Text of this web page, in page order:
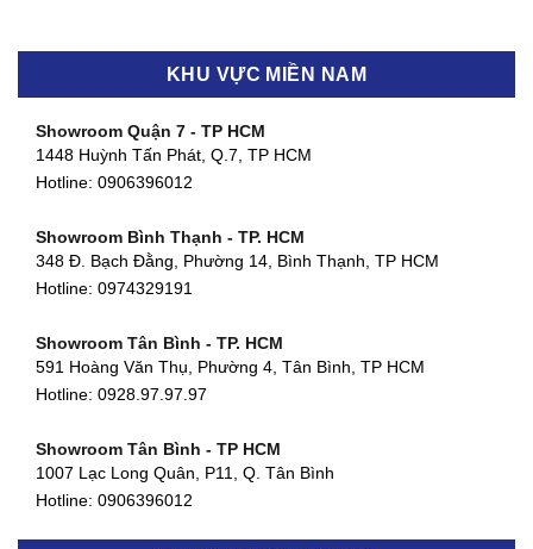
KHU VỰC MIỀN NAM
Showroom Quận 7 - TP HCM
1448 Huỳnh Tấn Phát, Q.7, TP HCM
Hotline: 0906396012
Showroom Bình Thạnh - TP. HCM
348 Đ. Bạch Đằng, Phường 14, Bình Thạnh, TP HCM
Hotline: 0974329191
Showroom Tân Bình - TP. HCM
591 Hoàng Văn Thụ, Phường 4, Tân Bình, TP HCM
Hotline: 0928.97.97.97
Showroom Tân Bình - TP HCM
1007 Lạc Long Quân, P11, Q. Tân Bình
Hotline: 0906396012